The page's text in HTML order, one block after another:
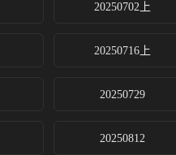
20250702上
20250716上
20250729
20250812